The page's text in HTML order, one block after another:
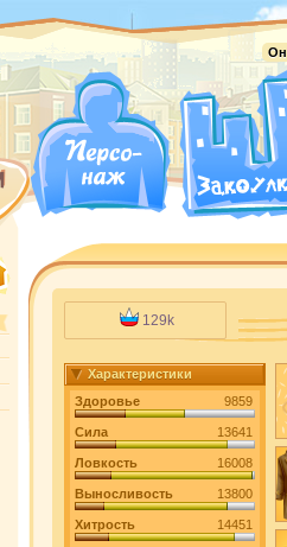
129k
Характеристики
Здоровье
9859
Сила 13641
Ловкость 16008
Выносливость 13800
Хитрость 14451